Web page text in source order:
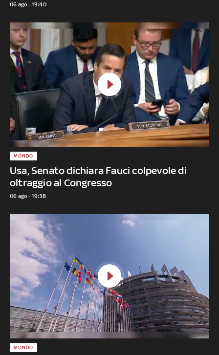
06 ago - 19:40
Usa, Senato dichiara Fauci colpevole di
oltraggio al Congresso
MONDO
06 ago - 19:38
MONDO